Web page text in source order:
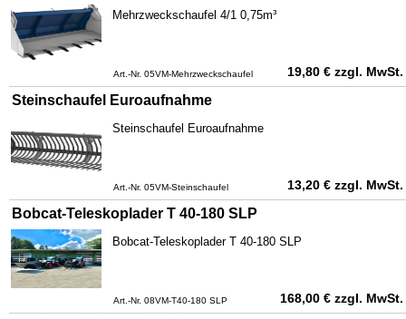
Mehrzweckschaufel 4/1 0,75m³
Art.-Nr. 05VM-Mehrzweckschaufel 19,80 € zzgl. MwSt.
Steinschaufel Euroaufnahme
Steinschaufel Euroaufnahme
Art.-Nr. 05VM-Steinschaufel 13,20 € zzgl. MwSt.
Bobcat-Teleskoplader T 40-180 SLP
Bobcat-Teleskoplader T 40-180 SLP
Art.-Nr. 08VM-T40-180 SLP 168,00 € zzgl. MwSt.